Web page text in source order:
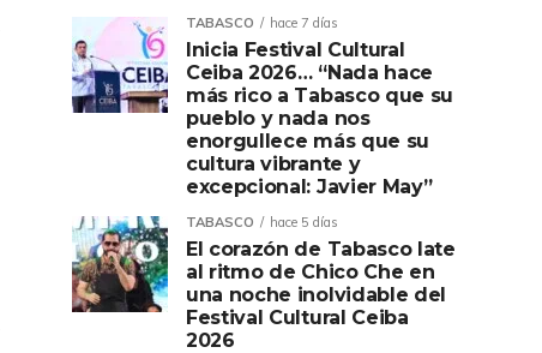
TABASCO hace 7 días
Inicia Festival Cultural
Ceiba 2026… “Nada hace
más rico a Tabasco que su
pueblo y nada nos
enorgullece más que su
cultura vibrante y
excepcional: Javier May”
TABASCO hace 5 días
El corazón de Tabasco late
al ritmo de Chico Che en
una noche inolvidable del
Festival Cultural Ceiba
2026